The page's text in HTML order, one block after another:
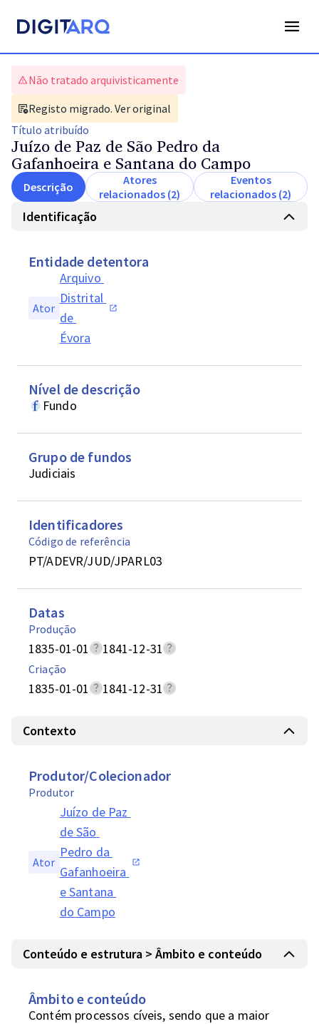
Não tratado arquivisticamente
Registo migrado. Ver original
Título atribuído
Juízo de Paz de São Pedro da
Gafanhoeira e Santana do Campo
Descrição
Atores
relacionados (2)
Eventos
relacionados (2)
Identificação
Entidade detentora
Ator
Arquivo
Distrital
de
Évora
Nível de descrição
Fundo
Grupo de fundos
Judiciais
Identificadores
Código de referência
PT/ADEVR/JUD/JPARL03
Datas
Produção
1835-01-01 1841-12-31
Criação
1835-01-01 1841-12-31
Contexto
Produtor/Colecionador
Produtor
Ator
Juízo de Paz
de São
Pedro da
Gafanhoeira
e Santana
do Campo
Conteúdo e estrutura > Âmbito e conteúdo
Âmbito e conteúdo
Contém processos cíveis, sendo que a maior